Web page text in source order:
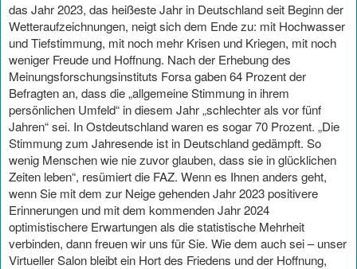
das Jahr 2023, das heißeste Jahr in Deutschland seit Beginn der
Wetteraufzeichnungen, neigt sich dem Ende zu: mit Hochwasser
und Tiefstimmung, mit noch mehr Krisen und Kriegen, mit noch
weniger Freude und Hoffnung. Nach der Erhebung des
Meinungsforschungsinstituts Forsa gaben 64 Prozent der
Befragten an, dass die „allgemeine Stimmung in ihrem
persönlichen Umfeld“ in diesem Jahr „schlechter als vor fünf
Jahren“ sei. In Ostdeutschland waren es sogar 70 Prozent. „Die
Stimmung zum Jahresende ist in Deutschland gedämpft. So
wenig Menschen wie nie zuvor glauben, dass sie in glücklichen
Zeiten leben“, resümiert die FAZ. Wenn es Ihnen anders geht,
wenn Sie mit dem zur Neige gehenden Jahr 2023 positivere
Erinnerungen und mit dem kommenden Jahr 2024
optimistischere Erwartungen als die statistische Mehrheit
verbinden, dann freuen wir uns für Sie. Wie dem auch sei – unser
Virtueller Salon bleibt ein Hort des Friedens und der Hoffnung,